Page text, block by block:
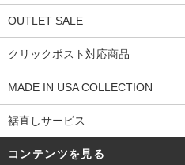
OUTLET SALE
クリックポスト対応商品
MADE IN USA COLLECTION
裾直しサービス
コンテンツを見る